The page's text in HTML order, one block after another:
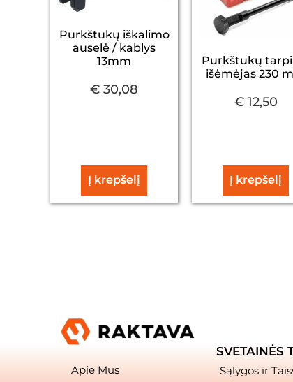
Purkštukų iškalimo
auselė / kablys
13mm
€ 30,08
Į krepšelį
Purkštukų
išėmėjas 230
€12,50
Į krepšelį
Apie Mus
SVETAINĖS
Sąlygos ir